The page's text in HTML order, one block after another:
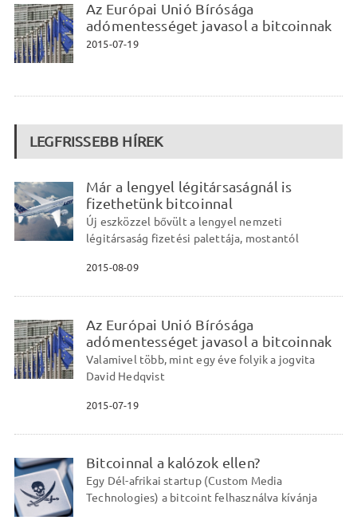
Az Európai Unió Bírósága
adómentességet javasol a bitcoinnak
2015-07-19
LEGFRISSEBB HÍREK
Már a lengyel légitársaságnál is
fizethetünk bitcoinnal
Új eszközzel bővült a lengyel nemzeti
légitársaság fizetési palettája, mostantól
2015-08-09
Az Európai Unió Bírósága
adómentességet javasol a bitcoinnak
Valamivel több, mint egy éve folyik a jogvita
David Hedqvist
2015-07-19
Bitcoinnal a kalózok ellen?
Egy Dél-afrikai startup (Custom Media
Technologies) a bitcoint felhasználva kívánja